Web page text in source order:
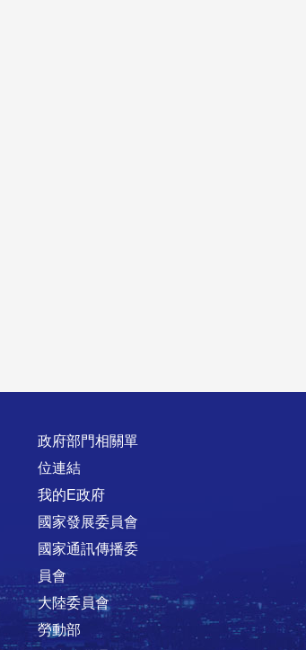
政府部門相關單
位連結
我的E政府
國家發展委員會
國家通訊傳播委
員會
大陸委員會
勞動部